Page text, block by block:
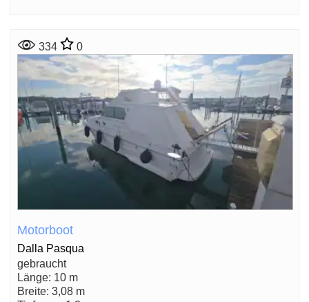
334 0
Motorboot
Dalla Pasqua
gebraucht
Länge: 10 m
Breite: 3,08 m